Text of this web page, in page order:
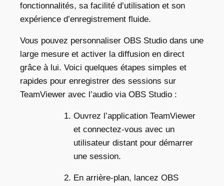
fonctionnalités, sa facilité d’utilisation et son
expérience d’enregistrement fluide.
Vous pouvez personnaliser OBS Studio dans une
large mesure et activer la diffusion en direct
grâce à lui. Voici quelques étapes simples et
rapides pour enregistrer des sessions sur
TeamViewer avec l’audio via OBS Studio :
Ouvrez l’application TeamViewer
et connectez-vous avec un
utilisateur distant pour démarrer
une session.
En arrière-plan, lancez OBS